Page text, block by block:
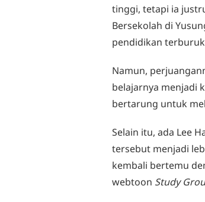
tinggi, tetapi ia
Bersekolah di
pendidikan
Namun,
belajarnya menjadi
bertarung untuk
Selain itu, ada Lee
tersebut menjadi
kembali bertemu
webtoon Study